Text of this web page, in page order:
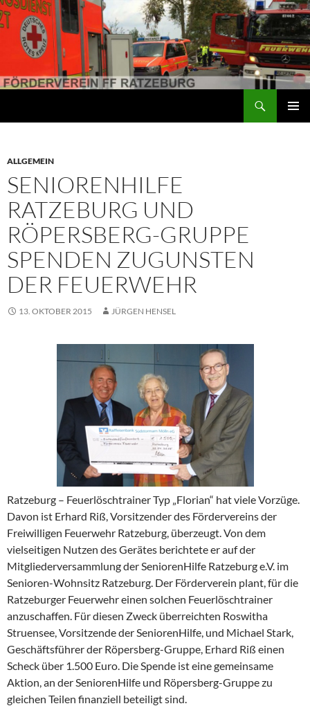
Förderverein der Freiwilligen Feuerwehr Ratzeburg
ALLGEMEIN
SENIORENHILFE
RATZEBURG UND
RÖPERSBERG-GRUPPE
SPENDEN ZUGUNSTEN
DER FEUERWEHR
13. OKTOBER 2015 JÜRGEN HENSEL
Ratzeburg – Feuerlöschtrainer Typ „Florian“ hat viele Vorzüge.
Davon ist Erhard Riß, Vorsitzender des Fördervereins der
Freiwilligen Feuerwehr Ratzeburg, überzeugt. Von dem
vielseitigen Nutzen des Gerätes berichtete er auf der
Mitgliederversammlung der SeniorenHilfe Ratzeburg e.V. im
Senioren-Wohnsitz Ratzeburg. Der Förderverein plant, für die
Ratzeburger Feuerwehr einen solchen Feuerlöschtrainer
anzuschaffen. Für diesen Zweck überreichten Roswitha
Struensee, Vorsitzende der SeniorenHilfe, und Michael Stark,
Geschäftsführer der Röpersberg-Gruppe, Erhard Riß einen
Scheck über 1.500 Euro. Die Spende ist eine gemeinsame
Aktion, an der SeniorenHilfe und Röpersberg-Gruppe zu
gleichen Teilen finanziell beteiligt sind.